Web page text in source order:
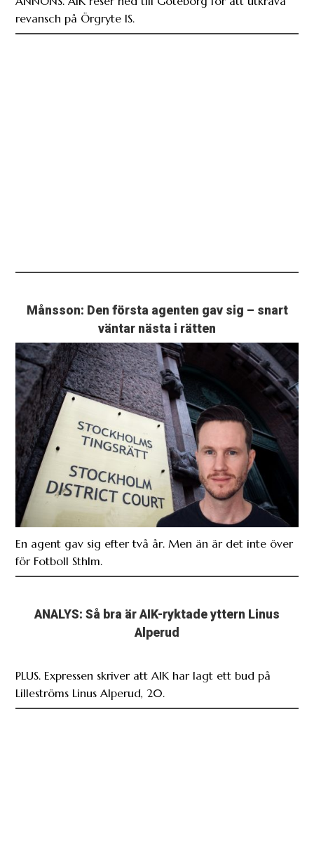
revansch på Örgryte IS.
Månsson: Den första agenten gav sig – snart
väntar nästa i rätten
En agent gav sig efter två år. Men än är det inte över
för Fotboll Sthlm.
ANALYS: Så bra är AIK-ryktade yttern Linus
Alperud
PLUS. Expressen skriver att AIK har lagt ett bud på
Lilleströms Linus Alperud, 20.